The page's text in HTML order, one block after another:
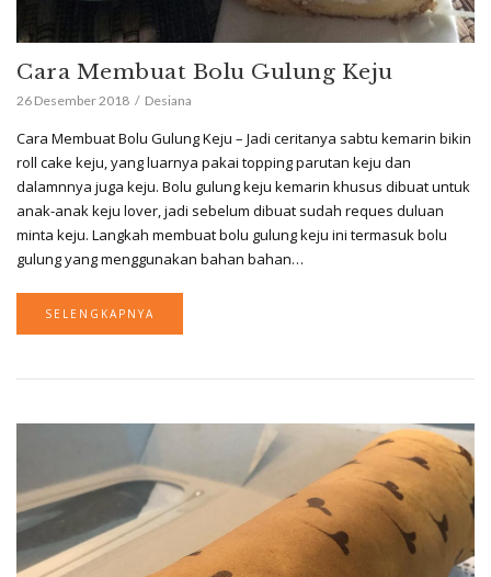
Cara Membuat Bolu Gulung Keju
26 Desember 2018 Desiana
Cara Membuat Bolu Gulung Keju – Jadi ceritanya sabtu kemarin bikin
roll cake keju, yang luarnya pakai topping parutan keju dan
dalamnnya juga keju. Bolu gulung keju kemarin khusus dibuat untuk
anak-anak keju lover, jadi sebelum dibuat sudah reques duluan
minta keju. Langkah membuat bolu gulung keju ini termasuk bolu
gulung yang menggunakan bahan bahan…
SELENGKAPNYA